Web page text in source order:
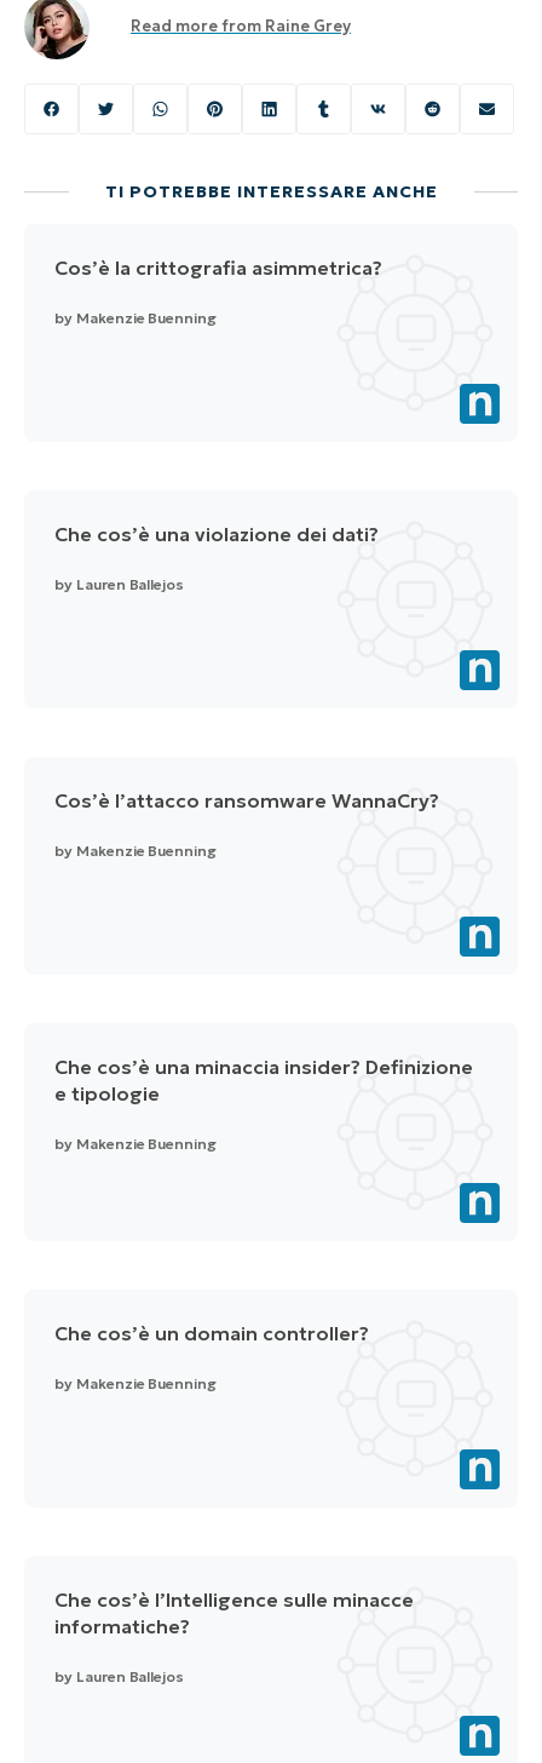
Read more from Raine Grey
TI POTREBBE INTERESSARE ANCHE
Cos’è la crittografia asimmetrica?
by Makenzie Buenning
Che cos’è una violazione dei dati?
by Lauren Ballejos
Cos’è l’attacco ransomware WannaCry?
by Makenzie Buenning
Che cos’è una minaccia insider? Definizione
e tipologie
by Makenzie Buenning
Che cos’è un domain controller?
by Makenzie Buenning
Che cos’è l’Intelligence sulle minacce
informatiche?
by Lauren Ballejos